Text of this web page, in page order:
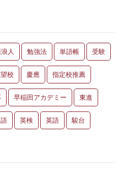
人 勉強法 単語帳 受験
校 慶應 指定校推薦
早稲田アカデミー 東進
英検 英語 駿台